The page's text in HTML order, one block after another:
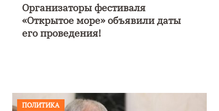
В Калининграде пройдет
фестиваль искусств «Зимние
каникулы на Балтике»
ПОЛИТИКА